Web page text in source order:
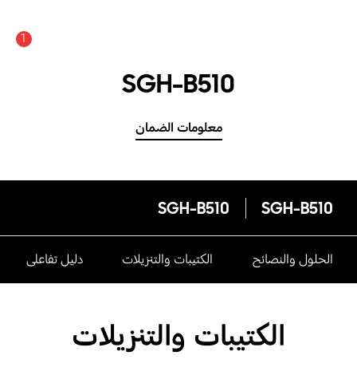
1
SGH-B510
معلومات الضمان
SGH-B510
SGH-B510
الحلول والنصائح الكتيبات والتنزيلات دليل تفاعلى
الكتيبات والتنزيلات